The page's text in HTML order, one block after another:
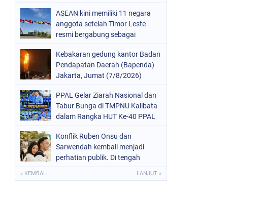
ASEAN kini memiliki 11 negara
anggota setelah Timor Leste
resmi bergabung sebagai
2025.
Kebakaran gedung kantor Badan
Pendapatan Daerah (Bapenda)
Jakarta, Jumat (7/8/2026)
tujuh, dan 12
PPAL Gelar Ziarah Nasional dan
Tabur Bunga di TMPNU Kalibata
dalam Rangka HUT Ke-40 PPAL
Konflik Ruben Onsu dan
Sarwendah kembali menjadi
perhatian publik. Di tengah
« KEMBALI LANJUT »